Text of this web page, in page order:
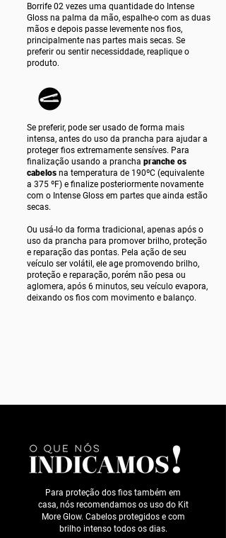
Borrife 02 vezes uma quantidade do Intense
Gloss na palma da mão, espalhe-o com as duas
mãos e depois passe levemente nos fios,
principalmente nas partes mais secas. Se
preferir ou sentir necessiddade, reaplique o
produto.
Se preferir, pode ser usado de forma mais
intensa, antes do uso da prancha para ajudar a
proteger fios extremamente sensíves. Para
finalização usando a prancha pranche os
cabelos na temperatura de 190ºC (equivalente
a 375 ºF) e finalize posteriormente novamente
com o Intense Gloss em partes que ainda estão
secas.
Ou usá-lo da forma tradicional, apenas após o
uso da prancha para promover brilho, proteção
e reparação das pontas. Pela ação de seu
veículo ser volátil, ele age promovendo brilho,
proteção e reparação, porém não pesa ou
aglomera, após 6 minutos, seu veículo evapora,
deixando os fios com movimento e balanço.
Para proteção dos fios também em
casa, nós recomendamos os uso do Kit
More Glow. Cabelos protegidos e com
brilho intenso todos os dias.